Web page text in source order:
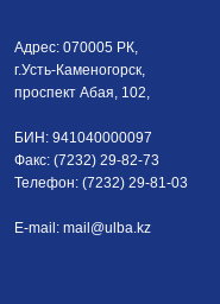
Адрес: 070005 РК,
г.Усть-Каменогорск,
проспект Абая, 102,
БИН: 941040000097
Факс: (7232) 29-82-73
Телефон: (7232) 29-81-03
E-mail: mail@ulba.kz